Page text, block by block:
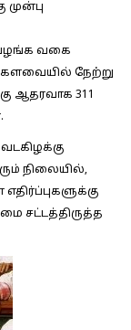
முன்பு
வழங்க வகை
நேற்று
ஆதரவாக 311
நிலையில்,
சட்டத்திருத்த